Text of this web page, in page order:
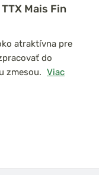
Mais Fin
atraktívna pre
do
zmesou. Viac